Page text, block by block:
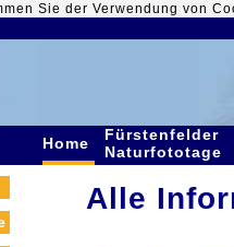
Sie der Verwendung von
Home
Fürstenfelder
Naturfototage
Alle